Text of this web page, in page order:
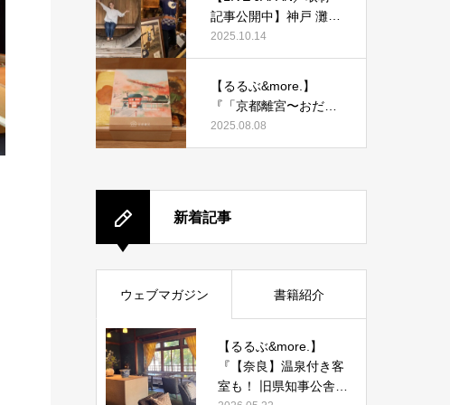
記事公開中】神戸 灘五
郷酒蔵めぐりを取材執
筆しました。
2025.10.14
【るるぶ&more.】
『「京都離宮〜おだし
とだしまき〜」京都駅
店がオープン！ だしま
中
2025.08.08
新着記事
ウェブマガジン 書籍紹介
【るるぶ&more.】
『【奈良】温泉付き客
室も！ 旧県知事公舎を